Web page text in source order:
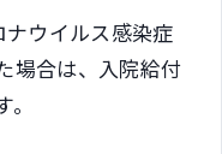
ウイルス感染症
場合は、入院給付